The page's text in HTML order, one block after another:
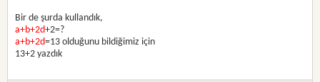
Bir de şurda kullandık,
a+b+2d+2=?
a+b+2d=13 olduğunu bildiğimiz için
13+2 yazdık